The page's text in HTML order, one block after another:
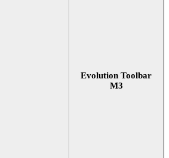
Evolution Toolbar
M3